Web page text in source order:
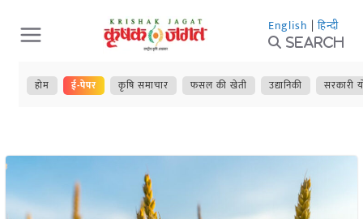
Skip
to
content
English | हिन्दी
Search
होम ई-पेपर कृषि समाचार फसल की खेती उद्यानिकी सरकारी